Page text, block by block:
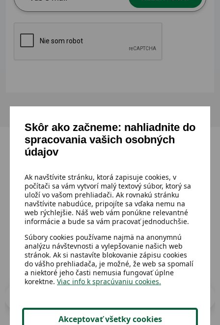
Mohlo by sa ti páčiť
Prejsť do katalógu
Skôr ako začneme: nahliadnite do
spracovania vašich osobných
údajov
Ak navštívite stránku, ktorá zapisuje cookies, v
počítači sa vám vytvorí malý textový súbor, ktorý sa
uloží vo vašom prehliadači. Ak rovnakú stránku
navštívite nabudúce, pripojíte sa vďaka nemu na
web rýchlejšie. Náš web vám ponúkne relevantné
informácie a bude sa vám pracovať jednoduchšie.
Súbory cookies používame najmä na anonymnú
analýzu návštevnosti a vylepšovanie našich web
stránok. Ak si nastavíte blokovanie zápisu cookies
do vášho prehliadača, je možné, že web sa spomalí
a niektoré jeho časti nemusia fungovať úplne
korektne. Viac info k spracúvaniu cookies.
Akceptovať všetky cookies